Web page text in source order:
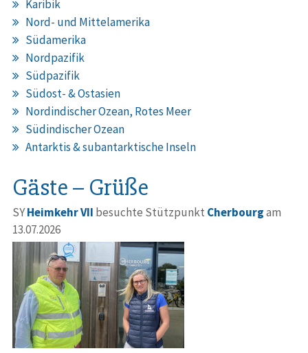
Karibik
Nord- und Mittelamerika
Südamerika
Nordpazifik
Südpazifik
Südost- & Ostasien
Nordindischer Ozean, Rotes Meer
Südindischer Ozean
Antarktis & subantarktische Inseln
Gäste – Grüße
SYHeimkehr VII besuchte Stützpunkt Cherbourgam
13.07.2026